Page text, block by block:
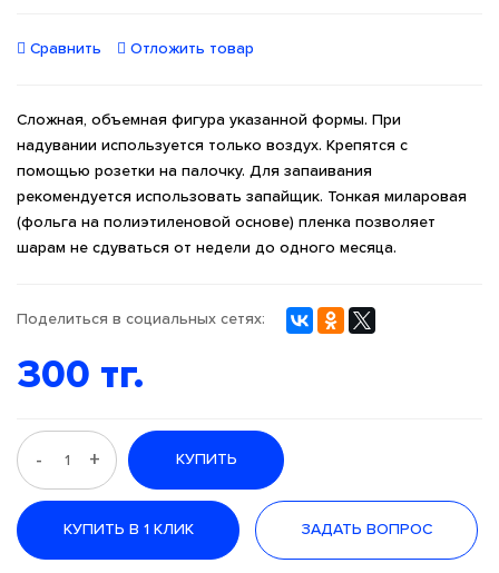
Сравнить Отложить товар
Сложная, объемная фигура указанной формы. При
надувании используется только воздух. Крепятся с
помощью розетки на палочку. Для запаивания
рекомендуется использовать запайщик. Тонкая миларовая
(фольга на полиэтиленовой основе) пленка позволяет
шарам не сдуваться от недели до одного месяца.
Поделиться в социальных сетях:
300 тг.
- + КУПИТЬ
КУПИТЬ В 1 КЛИК ЗАДАТЬ ВОПРОС